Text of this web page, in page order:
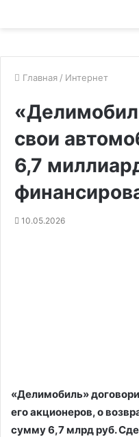
Главная / Интернет
свои
6,7
10.05.2026
«Делимобиль»
его акционеров, о
сумму 6,7 млрд руб.